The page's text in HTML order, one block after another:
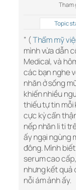
Tham
Topic
” (Thẩm mỹ
mình vừa dẫn
Medical, và
các bạn nghe
nhăn ở sống
khiến nhiều
thiếu tự tin mỗi
cực kỳ cẩn
nếp nhăn li ti
ấy ngại ngùng
đông. Mình
serum cao
nhưng kết quả
nỗi ám ảnh ấy.